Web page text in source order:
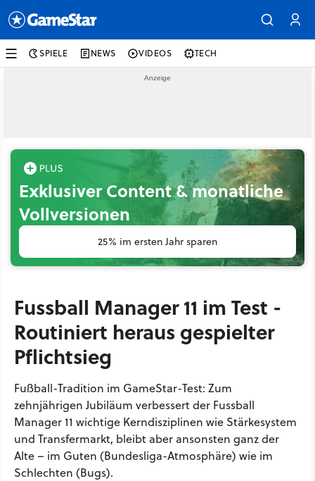
SPIELE NEWS VIDEOS TECH
Exklusiver Content & monatliche
Vollversionen
25% im ersten Jahr sparen
Fussball Manager 11 im Test -
Routiniert heraus gespielter
Pflichtsieg
Fußball-Tradition im GameStar-Test: Zum
zehnjährigen Jubiläum verbessert der Fussball
Manager 11 wichtige Kerndisziplinen wie Stärkesystem
und Transfermarkt, bleibt aber ansonsten ganz der
Alte – im Guten (Bundesliga-Atmosphäre) wie im
Schlechten (Bugs).